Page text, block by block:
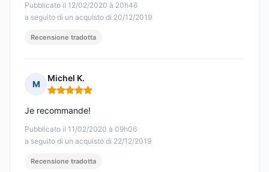
Pubblicato il 12/02/2020 à 20h46
a seguito di un acquisto di 20/12/2019
Recensione tradotta
M
Michel K.
Nota: 5 su 5
Pubblicato il 11/02/2020 à 09h06
a seguito di un acquisto di 22/12/2019
Je recommande!
Recensione tradotta